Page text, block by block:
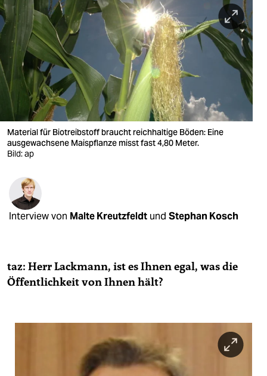
nord
wahrheit
verlag
verlag
veranstaltungen
shop
unterstützen
abo
Material für Biotreibstoff braucht reichhaltige Böden: Eine
ausgewachsene Maispflanze misst fast 4,80 Meter.
Bild: ap
Interview von Malte Kreutzfeldt und Stephan Kosch
taz: Herr Lackmann, ist es Ihnen egal, was die
Öffentlichkeit von Ihnen hält?